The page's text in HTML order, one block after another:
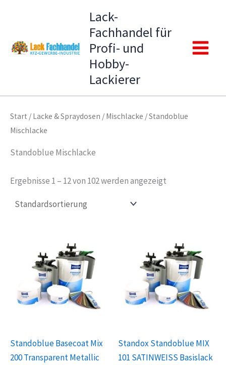
Lack-
Fachhandel für
Profi- und
Hobby-
Lackierer
Main
Start / Lacke & Spraydosen / Mischlacke / Standoblue
Mischlacke
Standoblue Mischlacke
Ergebnisse 1 – 12 von 102 werden angezeigt
Standoblue Basecoat Mix
200 Transparent Metallic
Standox Standoblue MIX
101 SATINWEISS Basislack